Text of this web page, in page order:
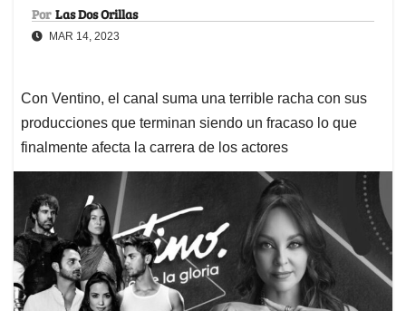
Por Las Dos Orillas
MAR 14, 2023
Con Ventino, el canal suma una terrible racha con sus
producciones que terminan siendo un fracaso lo que
finalmente afecta la carrera de los actores